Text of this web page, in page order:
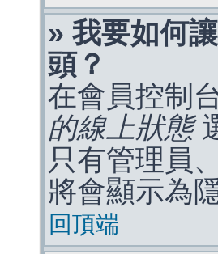
» 我要如何
頭？
在會員控制
的線上狀態
只有管理員
將會顯示為
回頂端